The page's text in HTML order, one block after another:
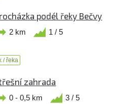
podél řeky Bečvy
2 km 1 / 5
/ řeka
zahrada
0 - 0,5 km 3 / 5